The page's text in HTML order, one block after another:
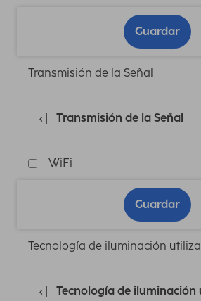
Guardar
Transmisión de la Señal
Transmisión de la Señal
WiFi
Guardar
Tecnología de iluminación
Tecnología de iluminación